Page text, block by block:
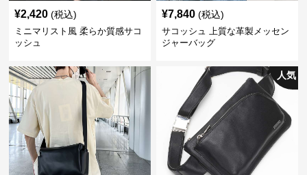
¥2,420 (税込)
ミニマリスト風 柔らか質感サコ
ッシュ
¥7,840 (税込)
サコッシュ 上質な革製メッセン
ジャーバッグ
人気